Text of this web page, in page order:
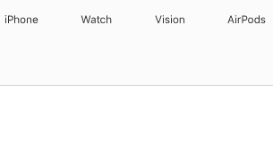
iPhone Watch Vision AirPods